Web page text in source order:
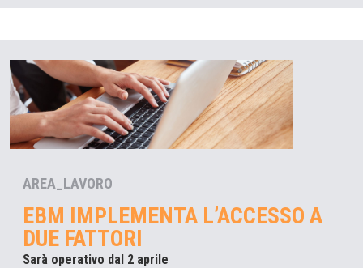
AREA_LAVORO
EBM IMPLEMENTA L’ACCESSO A
DUE FATTORI
Sarà operativo dal 2 aprile